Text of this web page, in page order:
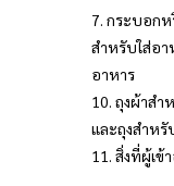
7. กระบอก
สำหรับใส่อ
อาหาร
10. ถุงผ้าสำ
และถุงสำหรั
11. สิ่งที่ผู้เข้